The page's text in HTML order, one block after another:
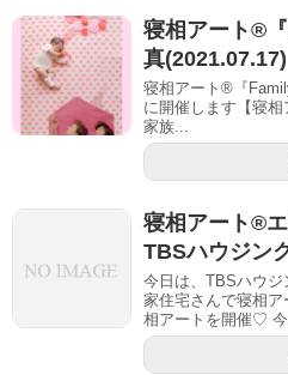
寝相アート®
真(2021.07.17)
寝相アート®『
に開催します【寝相
家族...
寝相アート®︎
TBSハウジン
今日は、TBSハウ
家住宅さんで寝相
相アートを開催♡